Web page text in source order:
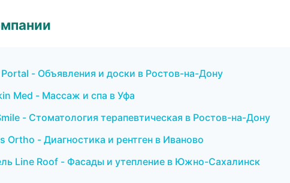
- Объявления и доски в Ростов-на-Дону
Med - Массаж и спа в Уфа
- Стоматология терапевтическая в Ростов-на-Дону
Ortho - Диагностика и рентген в Иваново
Line Roof - Фасады и утепление в Южно-Сахалинск